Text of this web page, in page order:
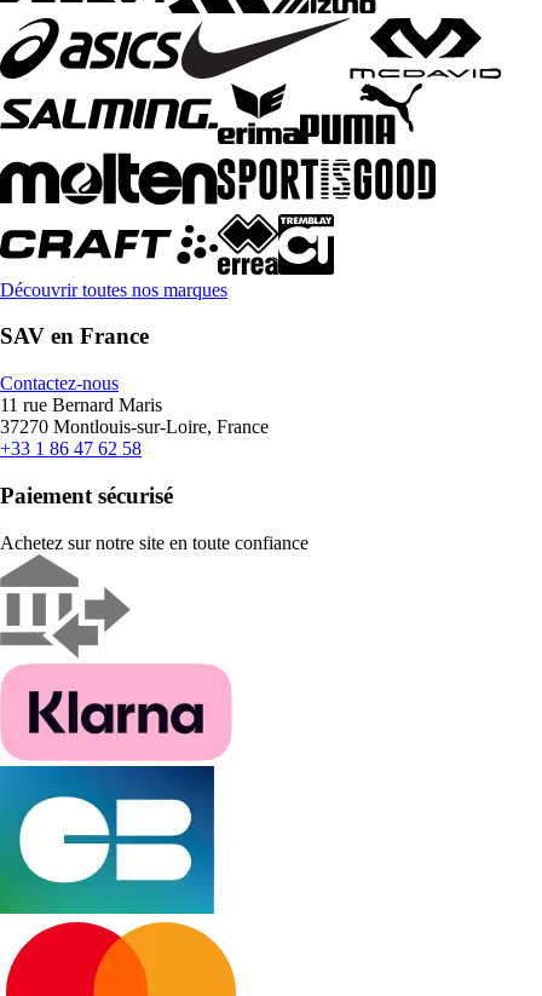
Découvrir toutes nos marques
SAV en France
Contactez-nous
11 rue Bernard Maris
37270 Montlouis-sur-Loire, France
+33 1 86 47 62 58
Paiement sécurisé
Achetez sur notre site en toute confiance